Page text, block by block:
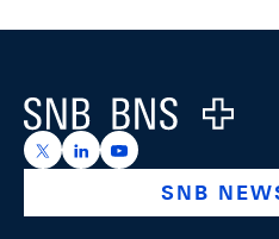
Logo
https://x.com/snb_bns
https://https://
SNB